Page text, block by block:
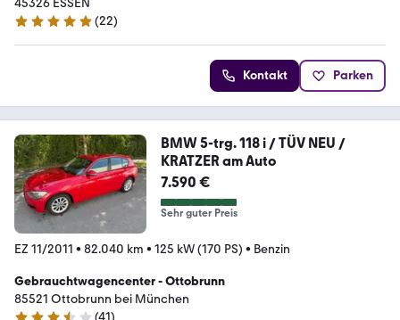
45326 ESSEN
4.8 Sterne
(22)
Kontakt Parken
BMW 5-trg. 118 i / TÜV NEU /
KRATZER am Auto
7.590 €
Sehr guter Preis
EZ 11/2011 • 82.040 km • 125 kW (170 PS) • Benzin
Gebrauchtwagencenter - Ottobrunn
85521 Ottobrunn bei München
(41)